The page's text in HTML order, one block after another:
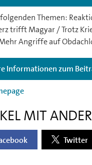
Themen:
trifft Magyar / Trotz
Angriffe auf
Informationen zum
MIT
Twitter